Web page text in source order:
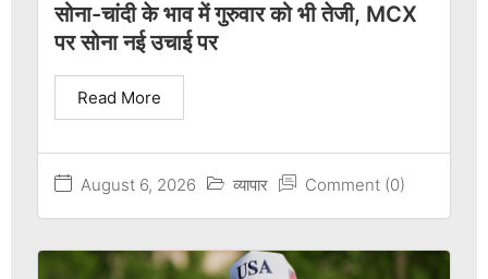
सोना-चांदी के भाव में गुरुवार को भी तेजी, MCX
पर सोना नई उचाई पर
August 6, 2026 व्यापार Comment (0)
Read More